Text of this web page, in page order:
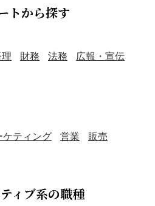
トから探す
財務 法務
広報・宣伝
ケティング 営業
販売
ィブ系の職種